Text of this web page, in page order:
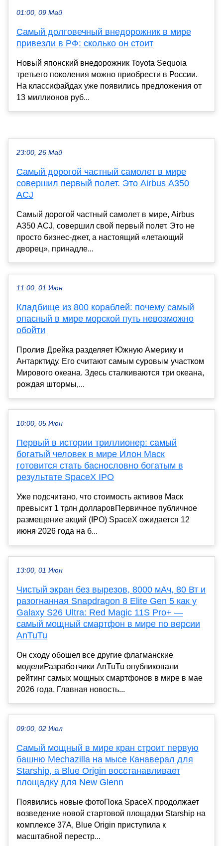
01:00, 09 Май
Самый долговечный внедорожник в мире
привезли в РФ: сколько он стоит
Новый японский внедорожник Toyota Sequoia
третьего поколения можно приобрести в России.
На классифайдах уже появились предложения от
13 миллионов руб...
23:00, 26 Май
Самый дорогой частный самолет в мире
совершил первый полет. Это Airbus A350
ACJ
Самый дорогой частный самолет в мире, Airbus
A350 ACJ, совершил свой первый полет. Это не
просто бизнес-джет, а настоящий «летающий
дворец», принадле...
11:00, 01 Июн
Кладбище из 800 кораблей: почему самый
опасный в мире морской путь невозможно
обойти
Пролив Дрейка разделяет Южную Америку и
Антарктиду. Его считают самым суровым участком
Мирового океана. Здесь сталкиваются три океана,
рождая штормы,...
10:00, 05 Июн
Первый в истории триллионер: самый
богатый человек в мире Илон Маск
готовится стать баснословно богатым в
результате SpaceX IPO
Уже подсчитано, что стоимость активов Маск
превысит 1 трлн долларовПервичное публичное
размещение акций (IPO) SpaceX ожидается 12
июня 2026 года на б...
13:00, 01 Июн
Чистый экран без вырезов, 8000 мАч, 80 Вт и
разогнанная Snapdragon 8 Elite Gen 5 как у
Galaxy S26 Ultra: Red Magic 11S Pro+ —
самый мощный смартфон в мире по версии
AnTuTu
Он сходу обошел все другие флагманские
моделиРазработчики AnTuTu опубликовали
рейтинг самых мощных смартфонов в мире в мае
2026 года. Главная новость...
09:00, 02 Июл
Самый мощный в мире кран строит первую
башню Mechazilla на мысе Канаверал для
Starship, а Blue Origin восстанавливает
площадку для New Glenn
Появились новые фотоПока SpaceX продолжает
возведение новой стартовой площадки Starship на
комплексе 37A, Blue Origin приступила к
масштабной перестр...